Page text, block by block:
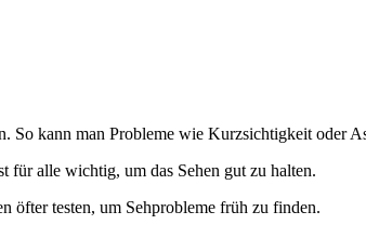
So kann man Probleme wie Kurzsichtigkeit oder
für alle wichtig, um das Sehen gut zu halten.
öfter testen, um Sehprobleme früh zu finden.